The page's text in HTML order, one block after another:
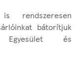
is rendszeresen
bátorítjuk
Egyesület és